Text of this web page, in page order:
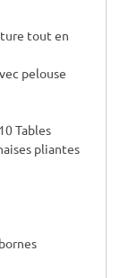
tout en
pelouse
Tables
pliantes